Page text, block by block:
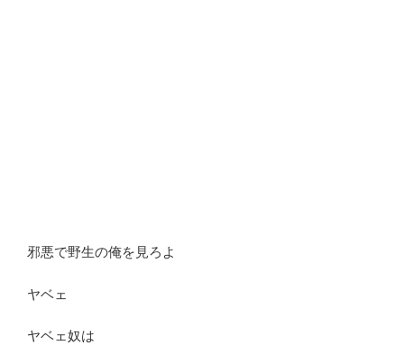
邪悪で野生の俺を見ろよ
ヤベェ
ヤベェ奴は